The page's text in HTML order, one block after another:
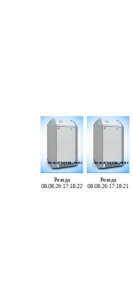
Резеда
08.08.26 17:18:22
Резеда
08.08.26 17:18:21